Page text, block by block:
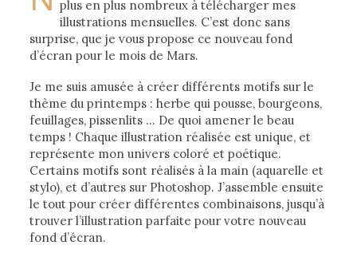
plus en plus nombreux à télécharger mes
illustrations mensuelles. C’est donc sans
surprise, que je vous propose ce nouveau fond
d’écran pour le mois de Mars.
Je me suis amusée à créer différents motifs sur le
thème du printemps : herbe qui pousse, bourgeons,
feuillages, pissenlits … De quoi amener le beau
temps ! Chaque illustration réalisée est unique, et
représente mon univers coloré et poétique.
Certains motifs sont réalisés à la main (aquarelle et
stylo), et d’autres sur Photoshop. J’assemble ensuite
le tout pour créer différentes combinaisons, jusqu’à
trouver l’illustration parfaite pour votre nouveau
fond d’écran.